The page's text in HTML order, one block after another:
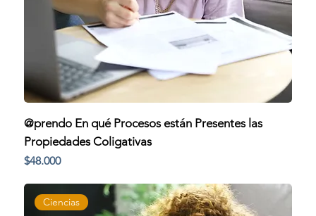
@prendo En qué Procesos están Presentes las
Propiedades Coligativas
Precio
$48.000
Ciencias